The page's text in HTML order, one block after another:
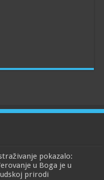
pokazalo:
u Boga je u
prirodi